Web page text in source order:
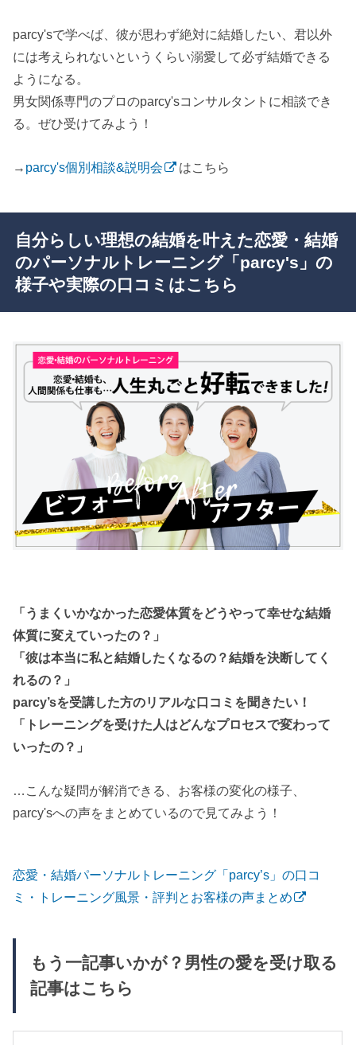
parcy'sで学べば、彼が思わず絶対に結婚したい、君以外
には考えられないというくらい溺愛して必ず結婚できる
ようになる。
男女関係専門のプロのparcy'sコンサルタントに相談でき
る。ぜひ受けてみよう！
→ parcy's個別相談&説明会 はこちら
自分らしい理想の結婚を叶えた恋愛・結婚
のパーソナルトレーニング「parcy's」の
様子や実際の口コミはこちら
「うまくいかなかった恋愛体質をどうやって幸せな結婚
体質に変えていったの？」
「彼は本当に私と結婚したくなるの？結婚を決断してく
れるの？」
parcy’sを受講した方のリアルな口コミを聞きたい！
「トレーニングを受けた人はどんなプロセスで変わって
いったの？」
…こんな疑問が解消できる、お客様の変化の様子、
parcy'sへの声をまとめているので見てみよう！
恋愛・結婚パーソナルトレーニング「parcy’s」の口コ
ミ・トレーニング風景・評判とお客様の声まとめ
もう一記事いかが？男性の愛を受け取る
記事はこちら